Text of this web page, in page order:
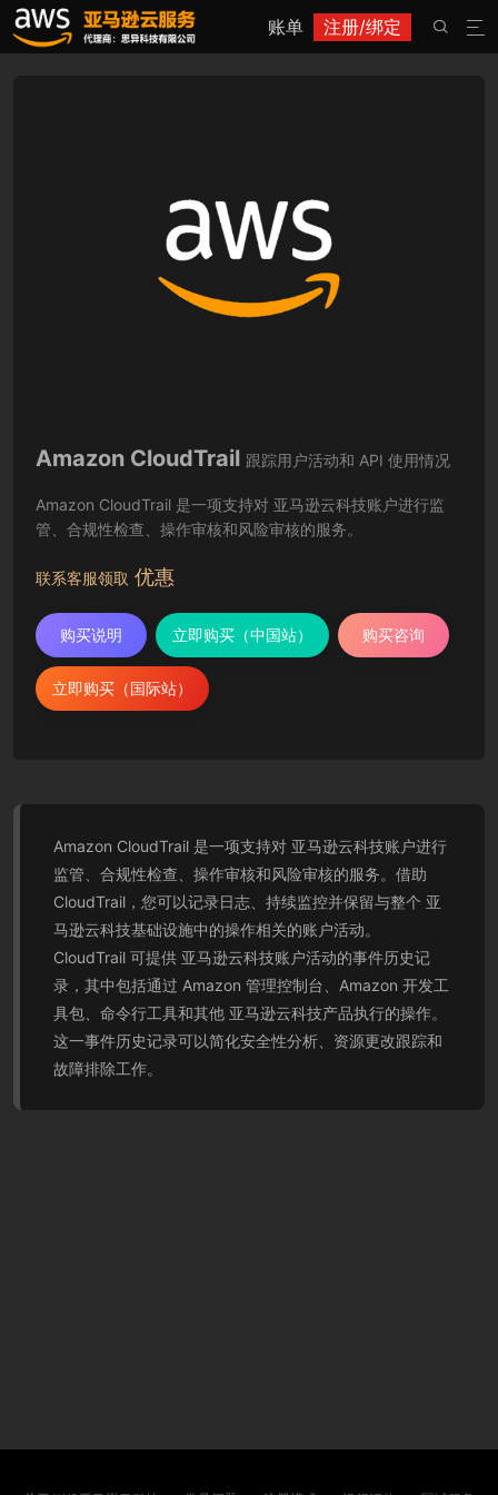
账单 注册/绑定 

Amazon CloudTrail 跟踪用户活动和 API 使用情况
Amazon CloudTrail 是一项支持对 亚马逊云科技账户进行监
管、合规性检查、操作审核和风险审核的服务。
联系客服领取 优惠
购买说明 立即购买（中国站） 购买咨询
立即购买（国际站）
Amazon CloudTrail 是一项支持对 亚马逊云科技账户进行
监管、合规性检查、操作审核和风险审核的服务。借助
CloudTrail，您可以记录日志、持续监控并保留与整个 亚
马逊云科技基础设施中的操作相关的账户活动。
CloudTrail 可提供 亚马逊云科技账户活动的事件历史记
录，其中包括通过 Amazon 管理控制台、Amazon 开发工
具包、命令行工具和其他 亚马逊云科技产品执行的操作。
这一事件历史记录可以简化安全性分析、资源更改跟踪和
故障排除工作。